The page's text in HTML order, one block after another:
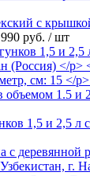
с
руб. / шт
1,5 и 2,5 л